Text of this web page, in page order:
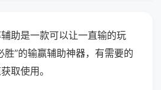
助是一款可以让一直输的玩
胜”的输赢辅助神器，有需要的
取使用。